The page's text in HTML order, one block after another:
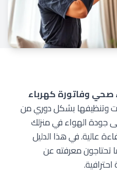
وفاتورة كهرباء
وتنظيفها بشكل دوري من
جودة الهواء في منزلك
عالية. في هذا الدليل
تحتاجون معرفته عن